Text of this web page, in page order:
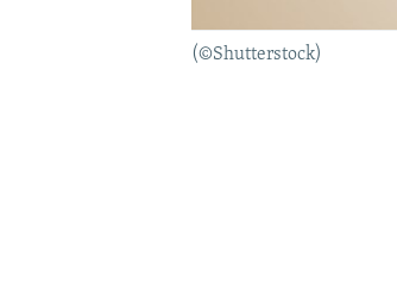
(©Shutterstock)